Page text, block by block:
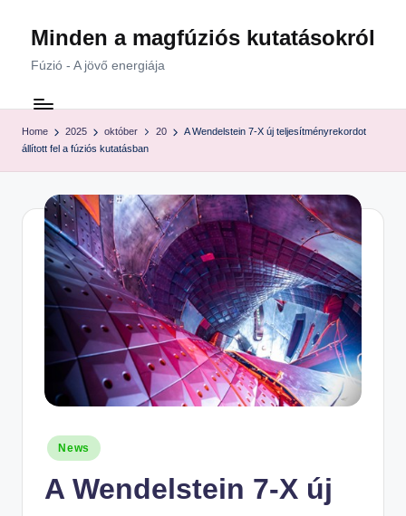
Minden a magfúziós kutatásokról
Fúzió - A jövő energiája
Home 2025 október 20
A Wendelstein 7-X új teljesítményrekordot
állított fel a fúziós kutatásban
Posted
in
News
A Wendelstein 7-X új